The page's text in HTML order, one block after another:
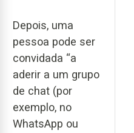
Depois, uma
pessoa pode ser
convidada “a
aderir a um grupo
de chat (por
exemplo, no
WhatsApp ou